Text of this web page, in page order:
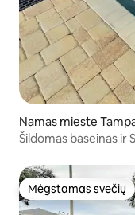
Namas mieste
Šildomas baseinas ir
Mėgstamas svečių
Mėgstamas svečių